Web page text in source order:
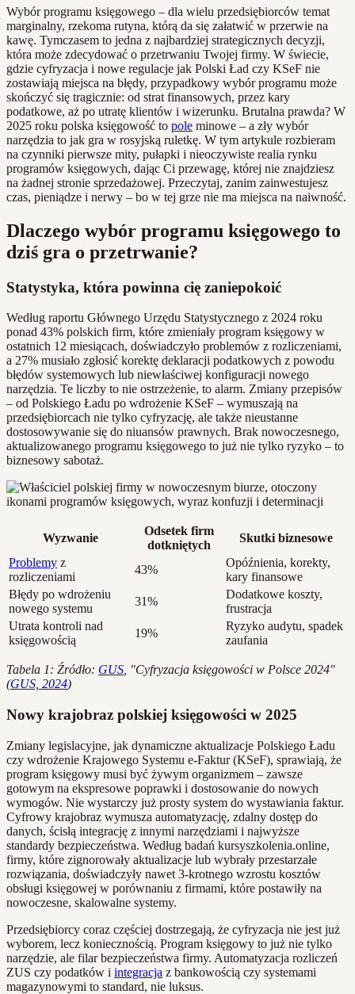
Wybór programu księgowego – dla wielu przedsiębiorców temat
marginalny, rzekoma rutyna, którą da się załatwić w przerwie na
kawę. Tymczasem to jedna z najbardziej strategicznych decyzji,
która może zdecydować o przetrwaniu Twojej firmy. W świecie,
gdzie cyfryzacja i nowe regulacje jak Polski Ład czy KSeF nie
zostawiają miejsca na błędy, przypadkowy wybór programu może
skończyć się tragicznie: od strat finansowych, przez kary
podatkowe, aż po utratę klientów i wizerunku. Brutalna prawda? W
2025 roku polska księgowość to pole minowe – a zły wybór
narzędzia to jak gra w rosyjską ruletkę. W tym artykule rozbieram
na czynniki pierwsze mity, pułapki i nieoczywiste realia rynku
programów księgowych, dając Ci przewagę, której nie znajdziesz
na żadnej stronie sprzedażowej. Przeczytaj, zanim zainwestujesz
czas, pieniądze i nerwy – bo w tej grze nie ma miejsca na naiwność.
Dlaczego wybór programu księgowego to
dziś gra o przetrwanie?
Statystyka, która powinna cię zaniepokoić
Według raportu Głównego Urzędu Statystycznego z 2024 roku
ponad 43% polskich firm, które zmieniały program księgowy w
ostatnich 12 miesiącach, doświadczyło problemów z rozliczeniami,
a 27% musiało zgłosić korektę deklaracji podatkowych z powodu
błędów systemowych lub niewłaściwej konfiguracji nowego
narzędzia. Te liczby to nie ostrzeżenie, to alarm. Zmiany przepisów
– od Polskiego Ładu po wdrożenie KSeF – wymuszają na
przedsiębiorcach nie tylko cyfryzację, ale także nieustanne
dostosowywanie się do niuansów prawnych. Brak nowoczesnego,
aktualizowanego programu księgowego to już nie tylko ryzyko – to
biznesowy sabotaż.
Wyzwanie
Odsetek firm
dotkniętych
Skutki biznesowe
Problemy z
rozliczeniami
43%
Opóźnienia, korekty,
kary finansowe
Błędy po wdrożeniu
nowego systemu
31%
Dodatkowe koszty,
frustracja
Utrata kontroli nad
księgowością
19%
Ryzyko audytu, spadek
zaufania
Tabela 1: Źródło: GUS , "Cyfryzacja księgowości w Polsce 2024"
(GUS, 2024)
Nowy krajobraz polskiej księgowości w 2025
Zmiany legislacyjne, jak dynamiczne aktualizacje Polskiego Ładu
czy wdrożenie Krajowego Systemu e-Faktur (KSeF), sprawiają, że
program księgowy musi być żywym organizmem – zawsze
gotowym na ekspresowe poprawki i dostosowanie do nowych
wymogów. Nie wystarczy już prosty system do wystawiania faktur.
Cyfrowy krajobraz wymusza automatyzację, zdalny dostęp do
danych, ścisłą integrację z innymi narzędziami i najwyższe
standardy bezpieczeństwa. Według badań kursyszkolenia.online,
firmy, które zignorowały aktualizacje lub wybrały przestarzałe
rozwiązania, doświadczyły nawet 3-krotnego wzrostu kosztów
obsługi księgowej w porównaniu z firmami, które postawiły na
nowoczesne, skalowalne systemy.
Przedsiębiorcy coraz częściej dostrzegają, że cyfryzacja nie jest już
wyborem, lecz koniecznością. Program księgowy to już nie tylko
narzędzie, ale filar bezpieczeństwa firmy. Automatyzacja rozliczeń
ZUS czy podatków i integracja z bankowością czy systemami
magazynowymi to standard, nie luksus.